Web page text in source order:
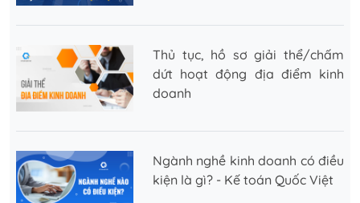
Thủ tục, hồ sơ giải thể/chấm
dứt hoạt động địa điểm kinh
doanh
Ngành nghề kinh doanh có điều
kiện là gì? - Kế toán Quốc Việt